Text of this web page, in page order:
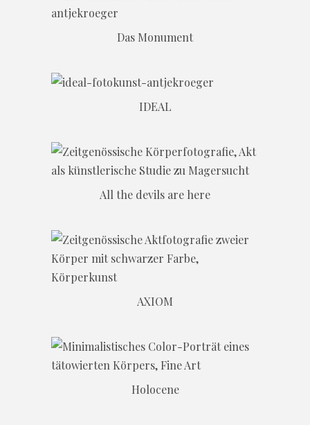
Das Monument
IDEAL
All the devils are here
AXIOM
Holocene